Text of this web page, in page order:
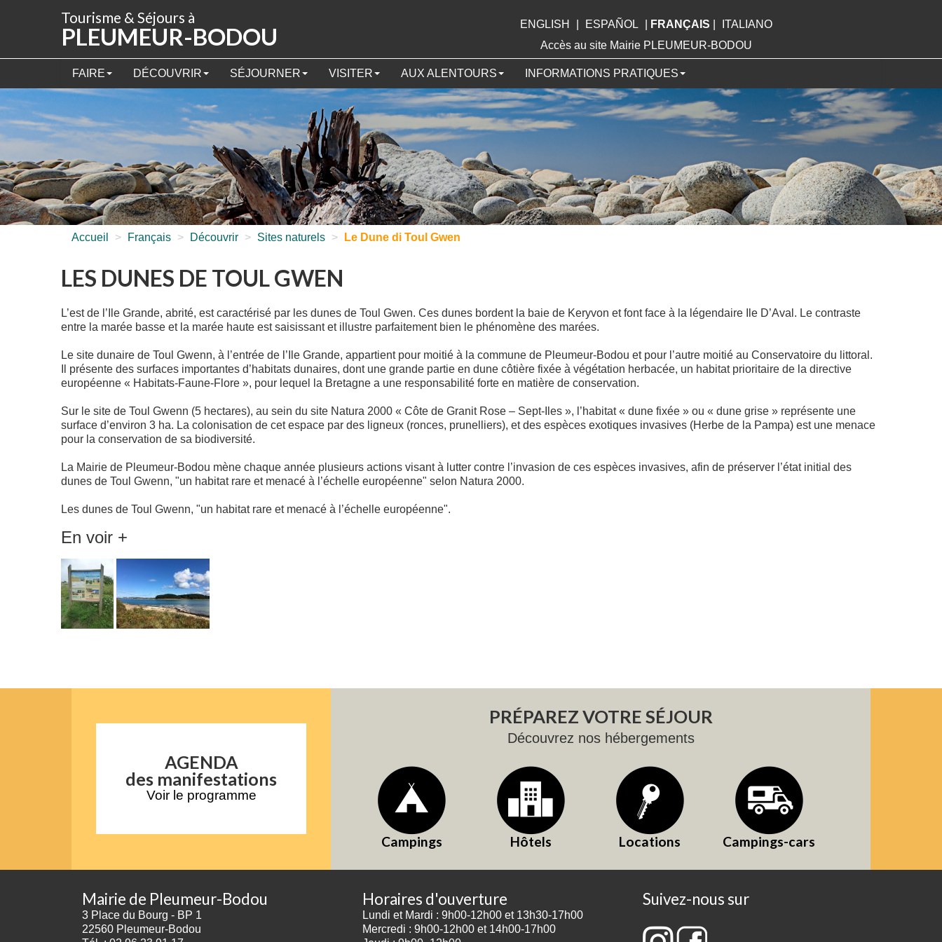
Tourisme & Séjours à
PLEUMEUR-BODOU ENGLISH ESPAÑOL FRANÇAIS
ITALIANO
Accès au site Mairie PLEUMEUR-BODOU
FAIRE DÉCOUVRIR SÉJOURNER VISITER AUX ALENTOURS INFORMATIONS PRATIQUES
Accueil > Français > Découvrir > Sites naturels > Le Dune di Toul Gwen
LES DUNES DE TOUL GWEN
L’est de l’Ile Grande, abrité, est caractérisé par les dunes de Toul Gwen. Ces dunes bordent la baie de Keryvon et font face à la légendaire Ile D’Aval. Le contraste
entre la marée basse et la marée haute est saisissant et illustre parfaitement bien le phénomène des marées.
Le site dunaire de Toul Gwenn, à l’entrée de l’Ile Grande, appartient pour moitié à la commune de Pleumeur-Bodou et pour l’autre moitié au Conservatoire du littoral.
Il présente des surfaces importantes d’habitats dunaires, dont une grande partie en dune côtière fixée à végétation herbacée, un habitat prioritaire de la directive
européenne « Habitats-Faune-Flore », pour lequel la Bretagne a une responsabilité forte en matière de conservation.
Sur le site de Toul Gwenn (5 hectares), au sein du site Natura 2000 « Côte de Granit Rose – Sept-Iles », l’habitat « dune fixée » ou « dune grise » représente une
surface d’environ 3 ha. La colonisation de cet espace par des ligneux (ronces, prunelliers), et des espèces exotiques invasives (Herbe de la Pampa) est une menace
pour la conservation de sa biodiversité.
La Mairie de Pleumeur-Bodou mène chaque année plusieurs actions visant à lutter contre l’invasion de ces espèces invasives, afin de préserver l’état initial des
dunes de Toul Gwenn, "un habitat rare et menacé à l’échelle européenne" selon Natura 2000.
Les dunes de Toul Gwenn, "un habitat rare et menacé à l’échelle européenne".
En voir +
AGENDA
des manifestations
Voir le programme
PRÉPAREZ VOTRE SÉJOUR
Découvrez nos hébergements
Campings Hôtels Locations Campings-cars
Mairie de Pleumeur-Bodou
3 Place du Bourg - BP 1
22560 Pleumeur-Bodou
Horaires d'ouverture
Lundi et Mardi : 9h00-12h00 et 13h30-17h00
Mercredi : 9h00-12h00 et 14h00-17h00
Suivez-nous sur